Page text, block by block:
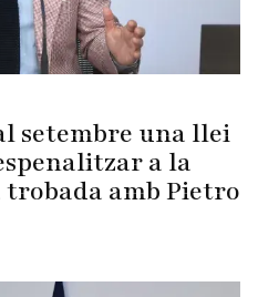
setembre una llei
a la
trobada amb Pietro